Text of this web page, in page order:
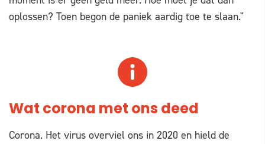
oplossen? Toen begon de paniek aardig toe te slaan."
Wat corona met ons deed
Corona. Het virus overviel ons in 2020 en hield de